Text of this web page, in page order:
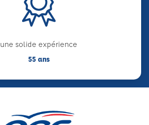
une solide expérience
55 ans